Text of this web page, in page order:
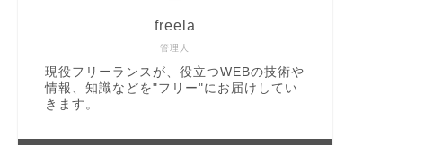
管理人
freela
現役フリーランスが、役立つWEBの技術や
情報、知識などを"フリー"にお届けしてい
きます。